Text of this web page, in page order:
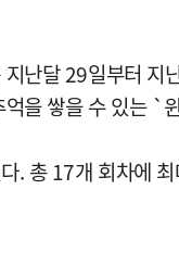
난달 29일부터 지
억을 쌓을 수 있는 `
. 총 17개 회차에